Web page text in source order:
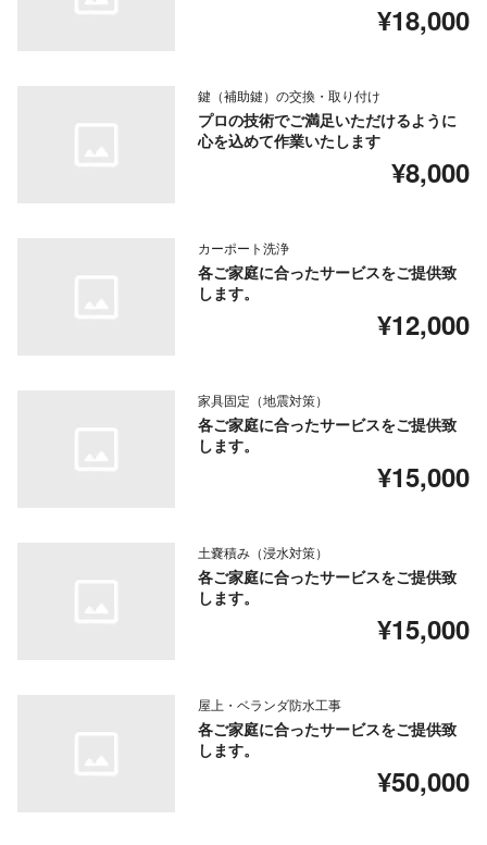
¥18,000
鍵（補助鍵）の交換・取り付け
プロの技術でご満足いただけるように
心を込めて作業いたします
¥8,000
カーポート洗浄
各ご家庭に合ったサービスをご提供致
します。
¥12,000
家具固定（地震対策）
各ご家庭に合ったサービスをご提供致
します。
¥15,000
土嚢積み（浸水対策）
各ご家庭に合ったサービスをご提供致
します。
¥15,000
屋上・ベランダ防水工事
各ご家庭に合ったサービスをご提供致
します。
¥50,000